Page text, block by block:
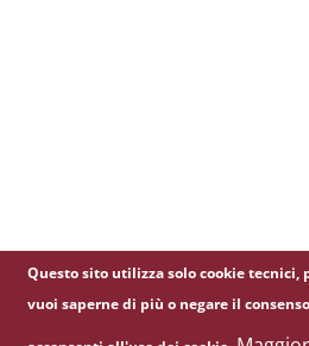
Questo sito utilizza solo cookie
vuoi saperne di più o negare il